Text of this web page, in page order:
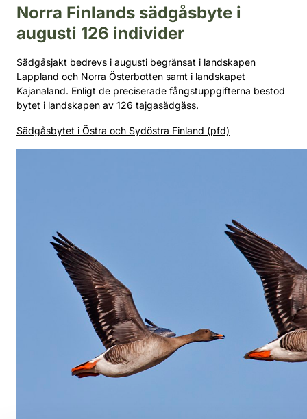
Norra Finlands sädgåsbyte i
augusti 126 individer
Sädgåsjakt bedrevs i augusti begränsat i landskapen
Lappland och Norra Österbotten samt i landskapet
Kajanaland. Enligt de preciserade fångstuppgifterna bestod
bytet i landskapen av 126 tajgasädgäss.
Sädgåsbytet i Östra och Sydöstra Finland (pfd)